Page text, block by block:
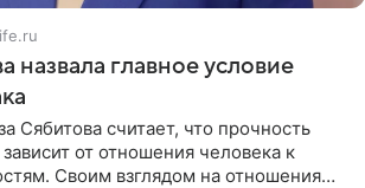
назвала главное условие
Сябитова считает, что прочность
от отношения человека к
Своим взглядом на отношения